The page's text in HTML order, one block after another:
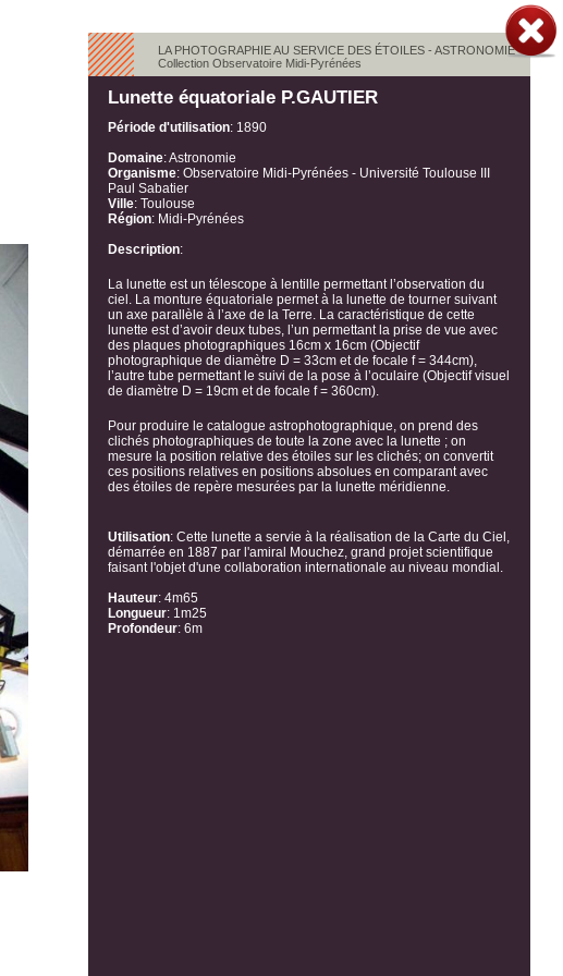
LA PHOTOGRAPHIE AU SERVICE DES ÉTOILES - ASTRONOMIE
Collection Observatoire Midi-Pyrénées
Lunette équatoriale P.GAUTIER
Période d'utilisation: 1890
Domaine:Astronomie
Organisme: Observatoire Midi-Pyrénées - Université Toulouse III
Paul Sabatier
Ville: Toulouse
Région: Midi-Pyrénées
Description:
La lunette est un télescope à lentille permettant l’observation du
ciel. La monture équatoriale permet à la lunette de tourner suivant
un axe parallèle à l’axe de la Terre. La caractéristique de cette
lunette est d’avoir deux tubes, l’un permettant la prise de vue avec
des plaques photographiques 16cm x 16cm (Objectif
photographique de diamètre D = 33cm et de focale f = 344cm),
l’autre tube permettant le suivi de la pose à l’oculaire (Objectif visuel
de diamètre D = 19cm et de focale f = 360cm).
Pour produire le catalogue astrophotographique, on prend des
clichés photographiques de toute la zone avec la lunette ; on
mesure la position relative des étoiles sur les clichés; on convertit
ces positions relatives en positions absolues en comparant avec
des étoiles de repère mesurées par la lunette méridienne.
Utilisation: Cette lunette a servie à la réalisation de la Carte du Ciel,
démarrée en 1887 par l'amiral Mouchez, grand projet scientifique
faisant l'objet d'une collaboration internationale au niveau mondial.
Hauteur: 4m65
Longueur: 1m25
Profondeur: 6m